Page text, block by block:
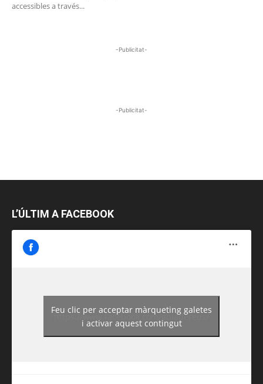
accessibles a través...
-Publicitat-
-Publicitat-
L’ÚLTIM A FACEBOOK
https://www.facebook.com/guiadereus/
Feu clic per acceptar màrqueting galetes
i activar aquest contingut